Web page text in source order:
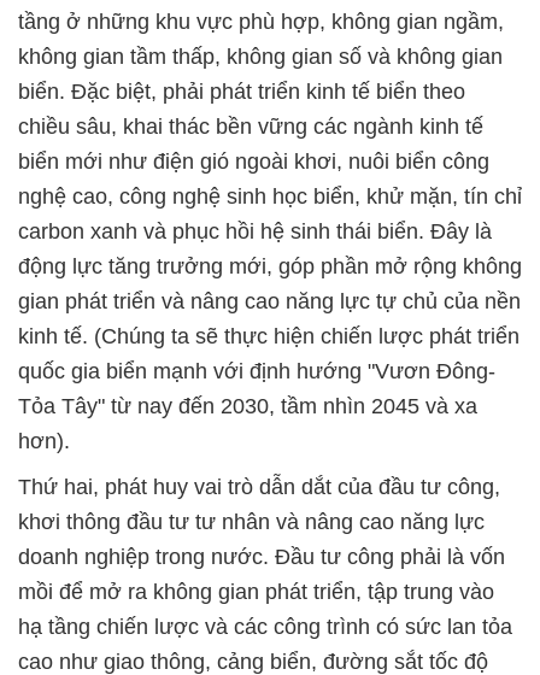
tầng ở những khu vực phù hợp, không gian ngầm,
không gian tầm thấp, không gian số và không gian
biển. Đặc biệt, phải phát triển kinh tế biển theo
chiều sâu, khai thác bền vững các ngành kinh tế
biển mới như điện gió ngoài khơi, nuôi biển công
nghệ cao, công nghệ sinh học biển, khử mặn, tín chỉ
carbon xanh và phục hồi hệ sinh thái biển. Đây là
động lực tăng trưởng mới, góp phần mở rộng không
gian phát triển và nâng cao năng lực tự chủ của nền
kinh tế. (Chúng ta sẽ thực hiện chiến lược phát triển
quốc gia biển mạnh với định hướng "Vươn Đông-
Tỏa Tây" từ nay đến 2030, tầm nhìn 2045 và xa
hơn).
Thứ hai, phát huy vai trò dẫn dắt của đầu tư công,
khơi thông đầu tư tư nhân và nâng cao năng lực
doanh nghiệp trong nước. Đầu tư công phải là vốn
mồi để mở ra không gian phát triển, tập trung vào
hạ tầng chiến lược và các công trình có sức lan tỏa
cao như giao thông, cảng biển, đường sắt tốc độ